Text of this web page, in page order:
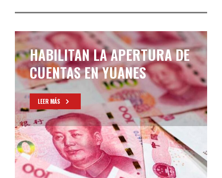
HABILITAN LA APERTURA DE
CUENTAS EN YUANES
LEER MÁS